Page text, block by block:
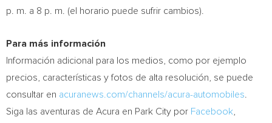
p. m. a 8 p. m. (el horario puede sufrir cambios).
Para más información
Información adicional para los medios, como por ejemplo
precios, características y fotos de alta resolución, se puede
consultar en acuranews.com/channels/acura-automobiles
Siga las aventuras de Acura en Park City por Facebook